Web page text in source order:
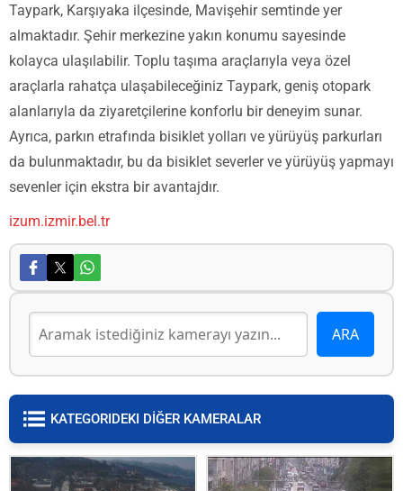
Taypark, Karşıyaka ilçesinde, Mavişehir semtinde yer
almaktadır. Şehir merkezine yakın konumu sayesinde
kolayca ulaşılabilir. Toplu taşıma araçlarıyla veya özel
araçlarla rahatça ulaşabileceğiniz Taypark, geniş otopark
alanlarıyla da ziyaretçilerine konforlu bir deneyim sunar.
Ayrıca, parkın etrafında bisiklet yolları ve yürüyüş parkurları
da bulunmaktadır, bu da bisiklet severler ve yürüyüş yapmayı
sevenler için ekstra bir avantajdır.
izum.izmir.bel.tr
KATEGORIDEKI DİĞER KAMERALAR